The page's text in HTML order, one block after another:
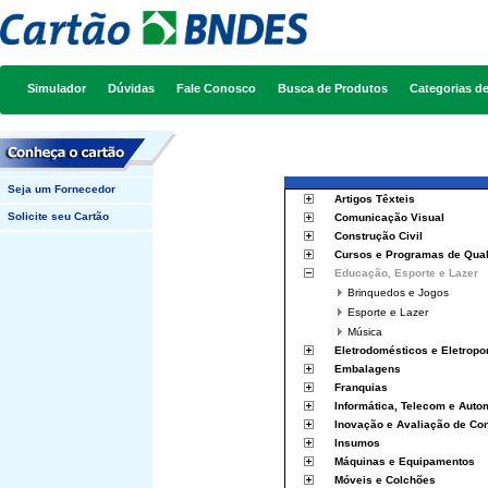
Simulador Dúvidas Fale Conosco Busca de Produtos Categorias
Seja um Fornecedor
Solicite seu Cartão
Artigos Têxteis
Comunicação Visual
Construção Civil
Cursos e Programas de
Educação, Esporte e Lazer
Brinquedos e Jogos
Esporte e Lazer
Música
Eletrodomésticos e
Embalagens
Franquias
Informática, Telecom e
Inovação e Avaliação de
Insumos
Máquinas e Equipamentos
Móveis e Colchões